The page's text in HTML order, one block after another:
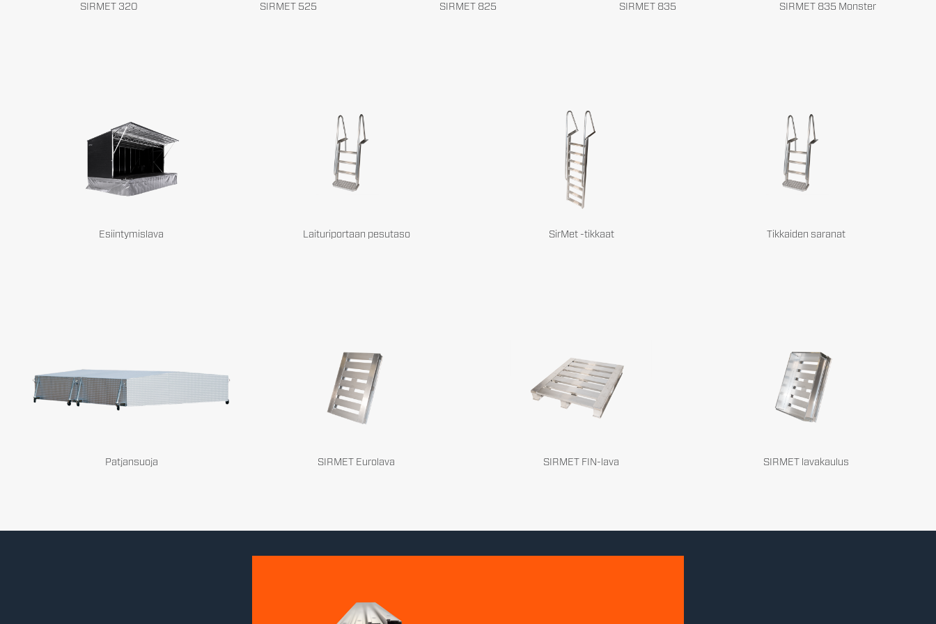
SIRMET 320 SIRMET 525 SIRMET 825 SIRMET 835 SIRMET 835 Monster
Esiintymislava Laituriportaan pesutaso SirMet -tikkaat Tikkaiden saranat
Patjansuoja SIRMET Eurolava SIRMET FIN-lava SIRMET lavakaulus